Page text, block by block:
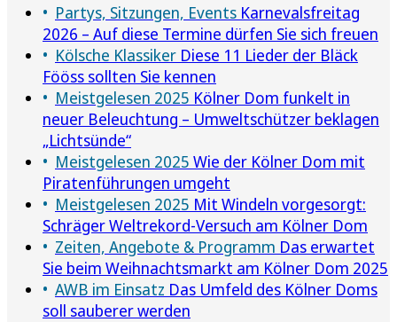
Partys, Sitzungen, Events Karnevalsfreitag
2026 – Auf diese Termine dürfen Sie sich freuen
Kölsche Klassiker Diese 11 Lieder der Bläck
Fööss sollten Sie kennen
Meistgelesen 2025 Kölner Dom funkelt in
neuer Beleuchtung – Umweltschützer beklagen
„Lichtsünde“
Meistgelesen 2025 Wie der Kölner Dom mit
Piratenführungen umgeht
Meistgelesen 2025 Mit Windeln vorgesorgt:
Schräger Weltrekord-Versuch am Kölner Dom
Zeiten, Angebote & Programm Das erwartet
Sie beim Weihnachtsmarkt am Kölner Dom 2025
AWB im Einsatz Das Umfeld des Kölner Doms
soll sauberer werden